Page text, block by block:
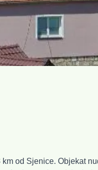
od Sjenice. Objekat